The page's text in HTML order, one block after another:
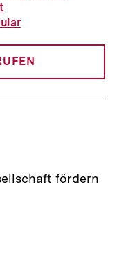
fördern